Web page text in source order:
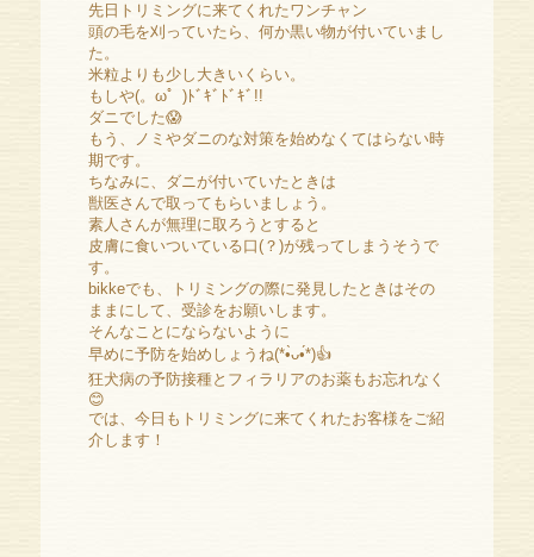
先日トリミングに来てくれたワンチャン
頭の毛を刈っていたら、何か黒い物が付いていまし
た。
米粒よりも少し大きいくらい。
もしや(。ω゜)ﾄﾞｷﾞﾄﾞｷﾞ!!
ダニでした😱
もう、ノミやダニのな対策を始めなくてはらない時
期です。
ちなみに、ダニが付いていたときは
獣医さんで取ってもらいましょう。
素人さんが無理に取ろうとすると
皮膚に食いついている口(？)が残ってしまうそうで
す。
bikkeでも、トリミングの際に発見したときはその
ままにして、受診をお願いします。
そんなことにならないように
早めに予防を始めしょうね(*•̀ᴗ•́*)👍
狂犬病の予防接種とフィラリアのお薬もお忘れなく
😊
では、今日もトリミングに来てくれたお客様をご紹
介します！